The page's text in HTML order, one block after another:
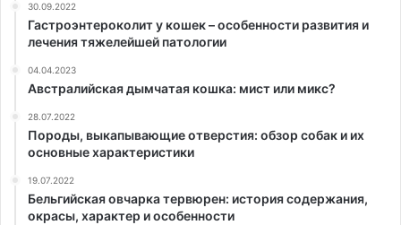
30.09.2022
Гастроэнтероколит у кошек – особенности развития и
лечения тяжелейшей патологии
04.04.2023
Австралийская дымчатая кошка: мист или микс?
28.07.2022
Породы, выкапывающие отверстия: обзор собак и их
основные характеристики
19.07.2022
Бельгийская овчарка тервюрен: история содержания,
окрасы, характер и особенности